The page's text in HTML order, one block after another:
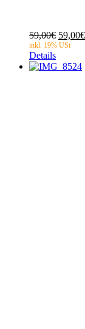
59,00€
Preis
59,00€
59,00€
Details